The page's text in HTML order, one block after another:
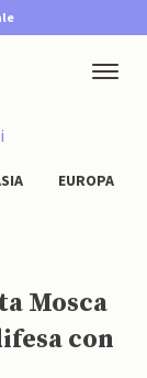
EUROPA
Mosca
con